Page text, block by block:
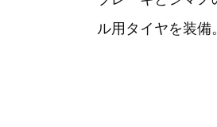
ル用タイヤを装備。